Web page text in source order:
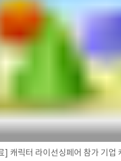
] 캐릭터 라이선싱페어 참가 기업